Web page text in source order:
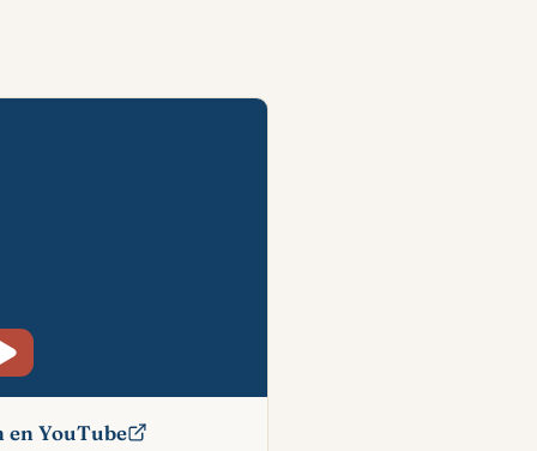
en vídeo
en YouTube